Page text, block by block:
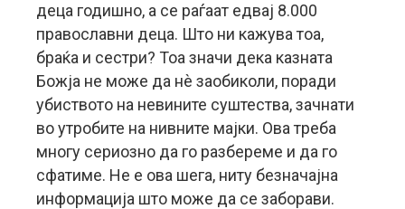
деца годишно, а се раѓаат едвај 8.000
православни деца. Што ни кажува тоа,
браќа и сестри? Тоа значи дека казната
Божја не може да нѐ заобиколи, поради
убиството на невините суштества, зачнати
во утробите на нивните мајки. Ова треба
многу сериозно да го разбереме и да го
сфатиме. Не е ова шега, ниту безначајна
информација што може да се заборави.